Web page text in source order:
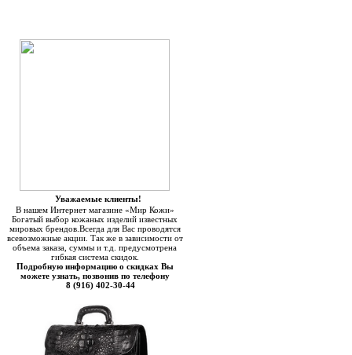
Уважаемые клиенты!
В нашем Интернет магазине «Мир Кожи»
Богатый выбор кожаных изделий известных
мировых брендов.Всегда для Вас проводятся
всевозможные акции. Так же в зависимости от
объема заказа, суммы и т.д. предусмотрена
гибкая система скидок.
Подробную информацию о скидках Вы
можете узнать, позвонив по телефону
8 (916) 402-30-44